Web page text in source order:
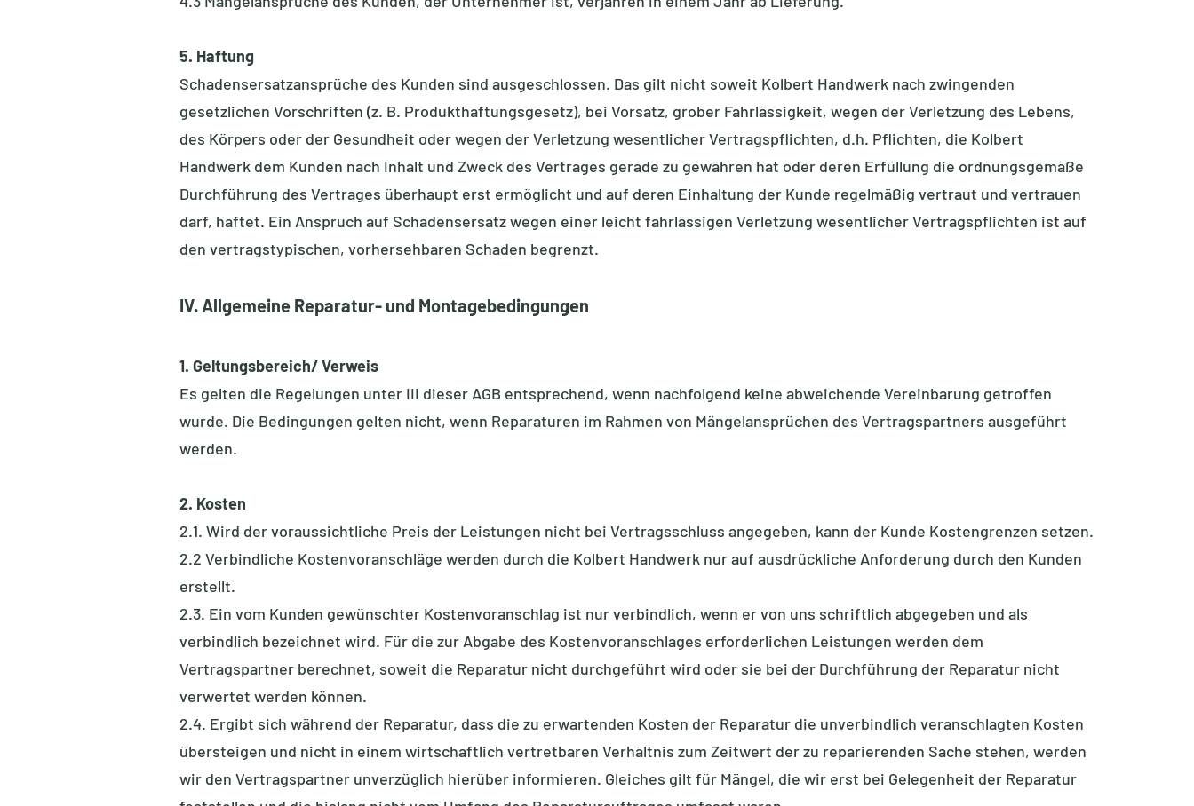
5. Haftung
Schadensersatzansprüche des Kunden sind ausgeschlossen. Das gilt nicht soweit Kolbert Handwerk nach zwingenden
gesetzlichen Vorschriften (z. B. Produkthaftungsgesetz), bei Vorsatz, grober Fahrlässigkeit, wegen der Verletzung des Lebens,
des Körpers oder der Gesundheit oder wegen der Verletzung wesentlicher Vertragspflichten, d.h. Pflichten, die Kolbert
Handwerk dem Kunden nach Inhalt und Zweck des Vertrages gerade zu gewähren hat oder deren Erfüllung die ordnungsgemäße
Durchführung des Vertrages überhaupt erst ermöglicht und auf deren Einhaltung der Kunde regelmäßig vertraut und vertrauen
darf, haftet. Ein Anspruch auf Schadensersatz wegen einer leicht fahrlässigen Verletzung wesentlicher Vertragspflichten ist auf
den vertragstypischen, vorhersehbaren Schaden begrenzt.
IV. Allgemeine Reparatur- und Montagebedingungen
1. Geltungsbereich/ Verweis
Es gelten die Regelungen unter III dieser AGB entsprechend, wenn nachfolgend keine abweichende Vereinbarung getroffen
wurde. Die Bedingungen gelten nicht, wenn Reparaturen im Rahmen von Mängelansprüchen des Vertragspartners ausgeführt
werden.
2. Kosten
2.1. Wird der voraussichtliche Preis der Leistungen nicht bei Vertragsschluss angegeben, kann der Kunde Kostengrenzen setzen.
2.2 Verbindliche Kostenvoranschläge werden durch die Kolbert Handwerk nur auf ausdrückliche Anforderung durch den Kunden
erstellt.
2.3. Ein vom Kunden gewünschter Kostenvoranschlag ist nur verbindlich, wenn er von uns schriftlich abgegeben und als
verbindlich bezeichnet wird. Für die zur Abgabe des Kostenvoranschlages erforderlichen Leistungen werden dem
Vertragspartner berechnet, soweit die Reparatur nicht durchgeführt wird oder sie bei der Durchführung der Reparatur nicht
verwertet werden können.
2.4. Ergibt sich während der Reparatur, dass die zu erwartenden Kosten der Reparatur die unverbindlich veranschlagten Kosten
übersteigen und nicht in einem wirtschaftlich vertretbaren Verhältnis zum Zeitwert der zu reparierenden Sache stehen, werden
wir den Vertragspartner unverzüglich hierüber informieren. Gleiches gilt für Mängel, die wir erst bei Gelegenheit der Reparatur